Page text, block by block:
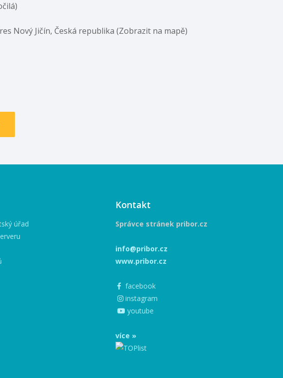
Nový Jičín, Česká republika (Zobrazit na mapě)
úřad
Kontakt
Správce stránek pribor.cz
info@pribor.cz
www.pribor.cz
facebook
instagram
youtube
více »